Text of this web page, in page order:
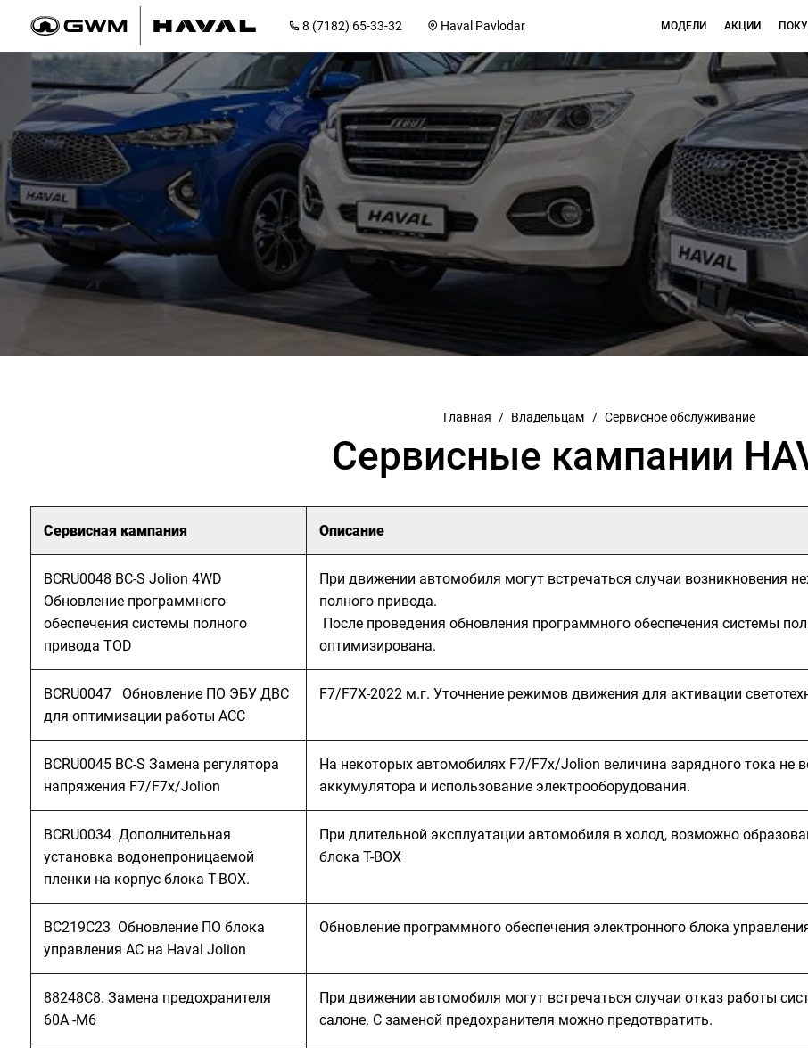
8 (7182) 65-33-32 Haval Pavlodar МОДЕЛИ АКЦИИ
Главная / Владельцам / Сервисное обслуживание
Сервисные кампании
Сервисная кампания Описание
BCRU0048 BC-S Jolion 4WD
Обновление программного
обеспечения системы полного
привода TOD
При движении автомобиля могут встречаться случаи возникновения
полного привода.
После проведения обновления программного обеспечения системы
оптимизирована.
BCRU0047 Обновление ПО ЭБУ ДВС
для оптимизации работы ACC
F7/F7X-2022 м.г. Уточнение режимов движения для активации
BCRU0045 BC-S Замена регулятора
напряжения F7/F7x/Jolion
На некоторых автомобилях F7/F7x/Jolion величина зарядного тока не
аккумулятора и использование электрооборудования.
BCRU0034 Дополнительная
установка водонепроницаемой
пленки на корпус блока T-BOX.
При длительной эксплуатации автомобиля в холод, возможно
блока T-BOX
BC219C23 Обновление ПО блока
управления АC на Haval Jolion
Обновление программного обеспечения электронного блока
88248С8. Замена предохранителя
60А -M6
При движении автомобиля могут встречаться случаи отказ работы
салоне. С заменой предохранителя можно предотвратить.